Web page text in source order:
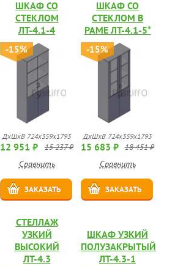
ШКАФ СО
СТЕКЛОМ
ЛТ-4.1-4
-15%
ДхШхВ 724х359х1793
12 951 ₽ 15 237 ₽
Сравнить
ЗАКАЗАТЬ
ШКАФ СО
СТЕКЛОМ В
РАМЕ ЛТ-4.1-5*
-15%
ДхШхВ 724х359х1793
15 683 ₽ 18 451 ₽
Сравнить
ЗАКАЗАТЬ
СТЕЛЛАЖ
УЗКИЙ
ВЫСОКИЙ
ЛТ-4.3
ШКАФ УЗКИЙ
ПОЛУЗАКРЫТЫЙ
ЛТ-4.3-1